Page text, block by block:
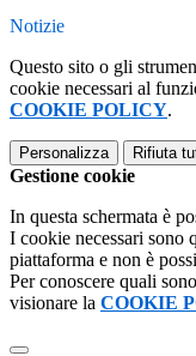
Notizie
Questo sito o gli
cookie necessari al
COOKIE POLICY.
Personalizza Rifiuta
Gestione cookie
In questa schermata è
I cookie necessari sono
piattaforma e non è
Per conoscere quali
visionare la COOKIE